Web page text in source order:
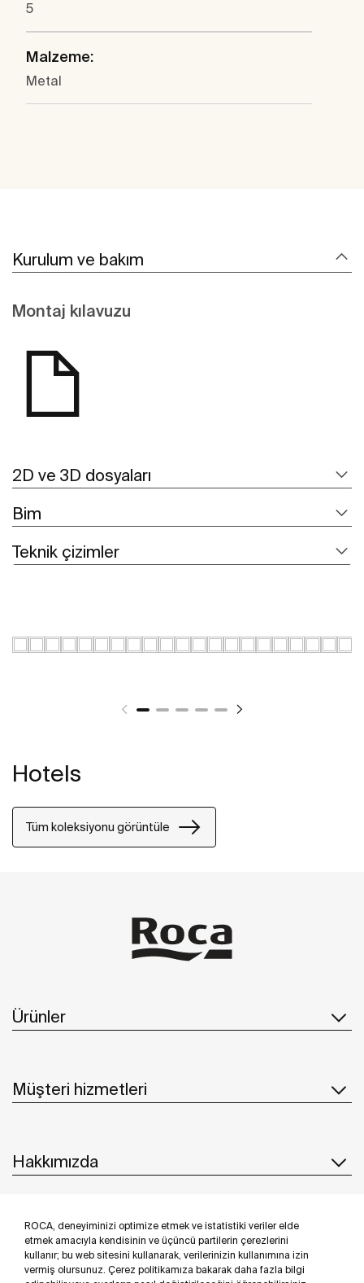
ROCA, deneyiminizi optimize etmek ve istatistiki veriler elde
etmek amacıyla kendisinin ve üçüncü partilerin çerezlerini
kullanır; bu web sitesini kullanarak, verilerinizin kullanımına izin
vermiş olursunuz. Çerez politikamıza bakarak daha fazla bilgi
5
Malzeme:
Metal
Kurulum ve bakım
Montaj kılavuzu
2D ve 3D dosyaları
Bim
Teknik çizimler
Hotels
Tüm koleksiyonu görüntüle
Ürünler
Müşteri hizmetleri
Hakkımızda
İlham & Fikirler
Bizi takip edin